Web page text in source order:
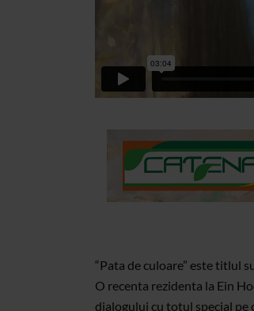
“Pata de culoare” este titlul
O recenta rezidenta la Ein
dialogului cu totul special pe